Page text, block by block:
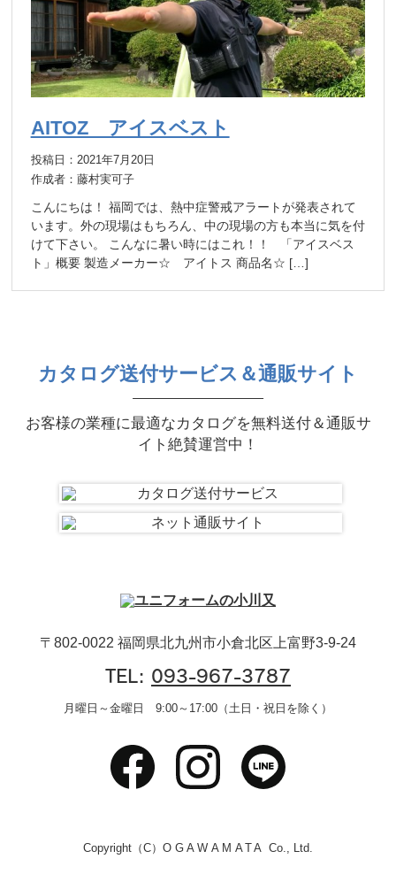
AITOZ アイスベスト
投稿日：2021年7月20日
作成者：藤村実可子
こんにちは！ 福岡では、熱中症警戒アラートが発表されて
います。外の現場はもちろん、中の現場の方も本当に気を付
けて下さい。 こんなに暑い時にはこれ！！ 「アイスベス
ト」概要 製造メーカー☆ アイトス 商品名☆ […]
カタログ送付サービス＆通販サイト
お客様の業種に最適なカタログを無料送付＆通販サ
イト絶賛運営中！
〒802-0022 福岡県北九州市小倉北区上富野3-9-24
TEL: 093-967-3787
月曜日～金曜日 9:00～17:00（土日・祝日を除く）
Copyright（C）OGAWAMATA Co., Ltd.